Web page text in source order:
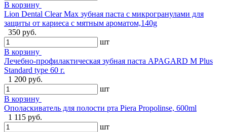
В корзину
Lion Dental Clear Max зубная паста с микрогранулами для
защиты от кариеса с мятным ароматом,140g
350 руб.
шт
В корзину
Лечебно-профилактическая зубная паста APAGARD M Plus
Standard type 60 г.
1 200 руб.
шт
В корзину
Ополаскиватель для полости рта Piera Propolinse, 600ml
1 115 руб.
шт